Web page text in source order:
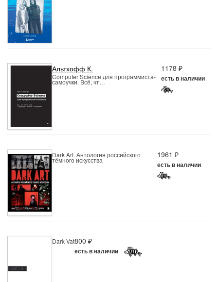
Альтхофф К.
Computer Science для программиста-
самоучки. Всё, чт…
1178 ₽
есть в наличии
Dark Art. Антология российского
тёмного искусства
1961 ₽
есть в наличии
Dark Vat800 ₽
есть в наличии